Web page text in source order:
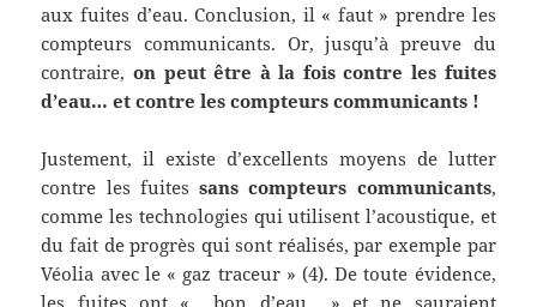
aux fuites d’eau. Conclusion, il « faut » prendre les
compteurs communicants. Or, jusqu’à preuve du
contraire,on peut être à la fois contre les fuites
d’eau… et contre les compteurs communicants !
Justement, il existe d’excellents moyens de lutter
contre les fuitessans compteurs communicants,
comme les technologies qui utilisent l’acoustique, et
du fait de progrès qui sont réalisés, par exemple par
Véolia avec le « gaz traceur » (4). De toute évidence,
les fuites ont « bon d’eau » et ne sauraient